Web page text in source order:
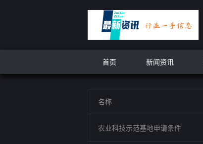
首页 新闻资讯
名称
农业科技示范基地申请条件